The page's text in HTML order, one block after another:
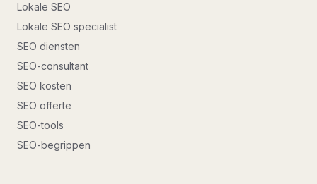
Lokale SEO
Lokale SEO specialist
SEO diensten
SEO-consultant
SEO kosten
SEO offerte
SEO-tools
SEO-begrippen